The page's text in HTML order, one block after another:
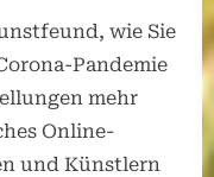
wie Sie
Pandemie
mehr
Online-
und Künstlern